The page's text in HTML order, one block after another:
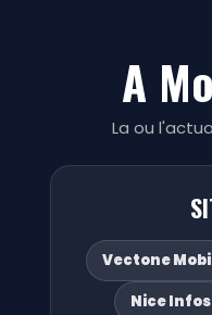
A
La ou
Vectone
Nice Infos